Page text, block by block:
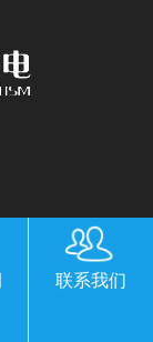
联系我们